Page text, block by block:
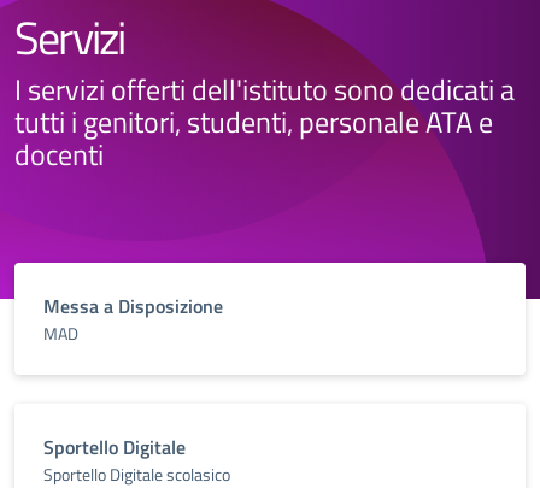
Servizi
I servizi offerti dell'istituto sono dedicati a
tutti i genitori, studenti, personale ATA e
docenti
Messa a Disposizione
MAD
Sportello Digitale
Sportello Digitale scolasico